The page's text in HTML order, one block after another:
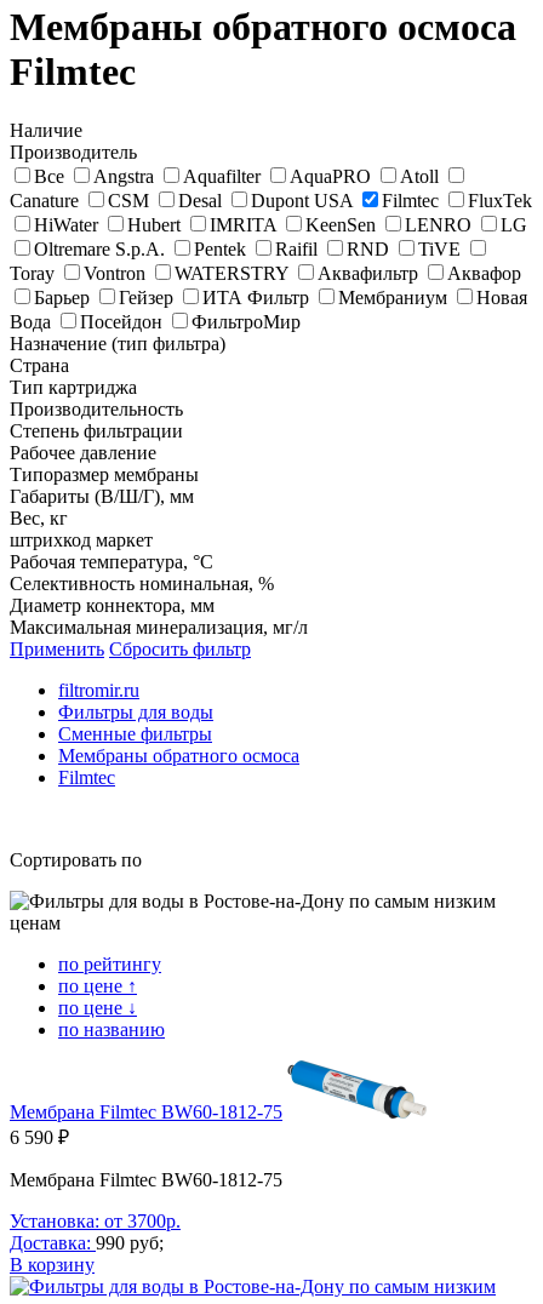
Мембраны обратного осмоса
Filmtec
Наличие
Производитель
Все
Angstra Aquafilter AquaPRO
Atoll
Canature
CSM Desal Dupont USA Filmtec
FluxTek
HiWater
Hubert IMRITA KeenSen LENRO
LG
Oltremare S.p.A.
Pentek Raifil RND
TiVE
Toray
Vontron WATERSTRY Аквафильтр
Аквафор
Барьер
Гейзер ИТА Фильтр Мембраниум
Новая
Вода
Посейдон
ФильтроМир
Назначение (тип фильтра)
Страна
Тип картриджа
Производительность
Степень фильтрации
Рабочее давление
Типоразмер мембраны
Габариты (В/Ш/Г), мм
Вес, кг
штрихкод маркет
Рабочая температура, °С
Селективность номинальная, %
Диаметр коннектора, мм
Максимальная минерализация, мг/л
Применить Сбросить фильтр
filtromir.ru
Фильтры для воды
Сменные фильтры
Мембраны обратного осмоса
Filmtec
Сортировать по
по рейтингу
по цене ↑
по цене ↓
по названию
Мембрана Filmtec BW60-1812-75
6 590 ₽
Мембрана Filmtec BW60-1812-75
Установка: от 3700р.
Доставка: 990 руб;
В корзину